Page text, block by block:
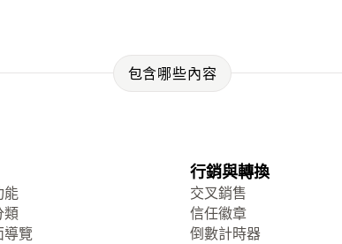
包含哪些內容
能
類
導覽
行銷與轉換
交叉銷售
信任徽章
倒數計時器